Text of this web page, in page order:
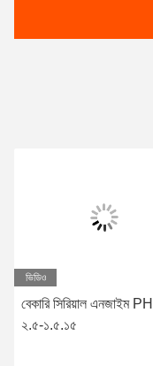
ভিডিও
বেকারি সিরিয়াল এনজাইম PH
২.৫-১.৫.১৫